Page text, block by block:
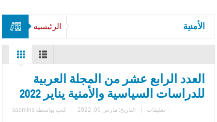
الرئيسيه الأمنية
العدد الرابع عشر من المجلة العربية
للدراسات السياسية والأمنية يناير 2022
كتب بواسطة sadmins | التاريخ: مارس 06, 2022 | ٠ تعليقات